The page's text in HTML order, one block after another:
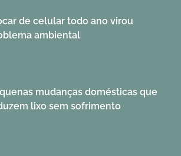
de celular todo ano virou
ambiental
mudanças domésticas que
lixo sem sofrimento